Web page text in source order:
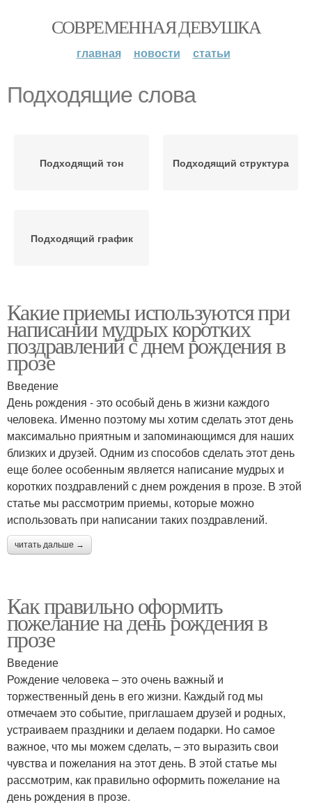
СОВРЕМЕННАЯ ДЕВУШКА
главная новости статьи
Подходящие слова
Подходящий тон Подходящий структура
Подходящий график
Какие приемы используются при
написании мудрых коротких
поздравлений с днем рождения в
прозе
Введение
День рождения - это особый день в жизни каждого
человека. Именно поэтому мы хотим сделать этот день
максимально приятным и запоминающимся для наших
близких и друзей. Одним из способов сделать этот день
еще более особенным является написание мудрых и
коротких поздравлений с днем рождения в прозе. В этой
статье мы рассмотрим приемы, которые можно
использовать при написании таких поздравлений.
читать дальше →
Как правильно оформить
пожелание на день рождения в
прозе
Введение
Рождение человека – это очень важный и
торжественный день в его жизни. Каждый год мы
отмечаем это событие, приглашаем друзей и родных,
устраиваем праздники и делаем подарки. Но самое
важное, что мы можем сделать, – это выразить свои
чувства и пожелания на этот день. В этой статье мы
рассмотрим, как правильно оформить пожелание на
день рождения в прозе.